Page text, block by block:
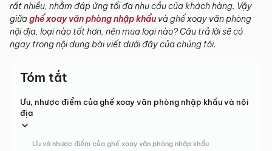
rất nhiều, nhằm đáp ứng tối đa nhu cầu của khách hàng. Vậy
giữaghế xoay văn phòng nhập khẩu và ghế xoay văn phòng
nội địa, loại nào tốt hơn, nên mua loại nào? Câu trả lời sẽ có
ngay trong nội dung bài viết dưới đây của chúng tôi.
Tóm tắt
Ưu, nhược điểm của ghế xoay văn phòng nhập khẩu và nội
địa
Ưu và nhược điểm của ghế xoay văn phòng nhập khẩu